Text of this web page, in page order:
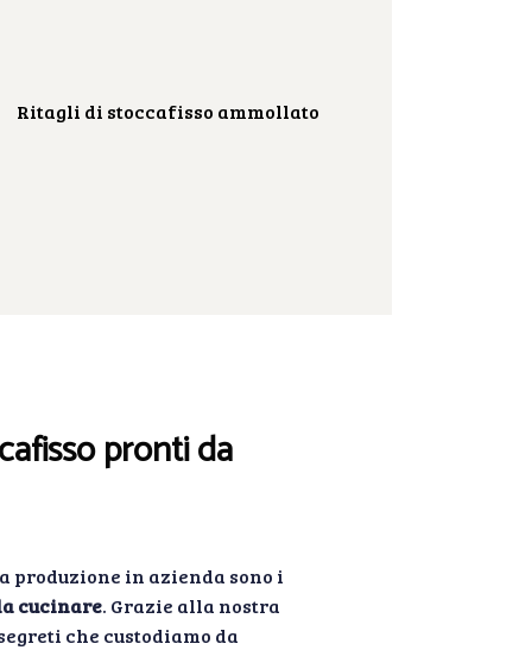
Ritagli di stoccafisso ammollato
pronti da
produzione in azienda sono i
cucinare. Grazie alla nostra
che custodiamo da